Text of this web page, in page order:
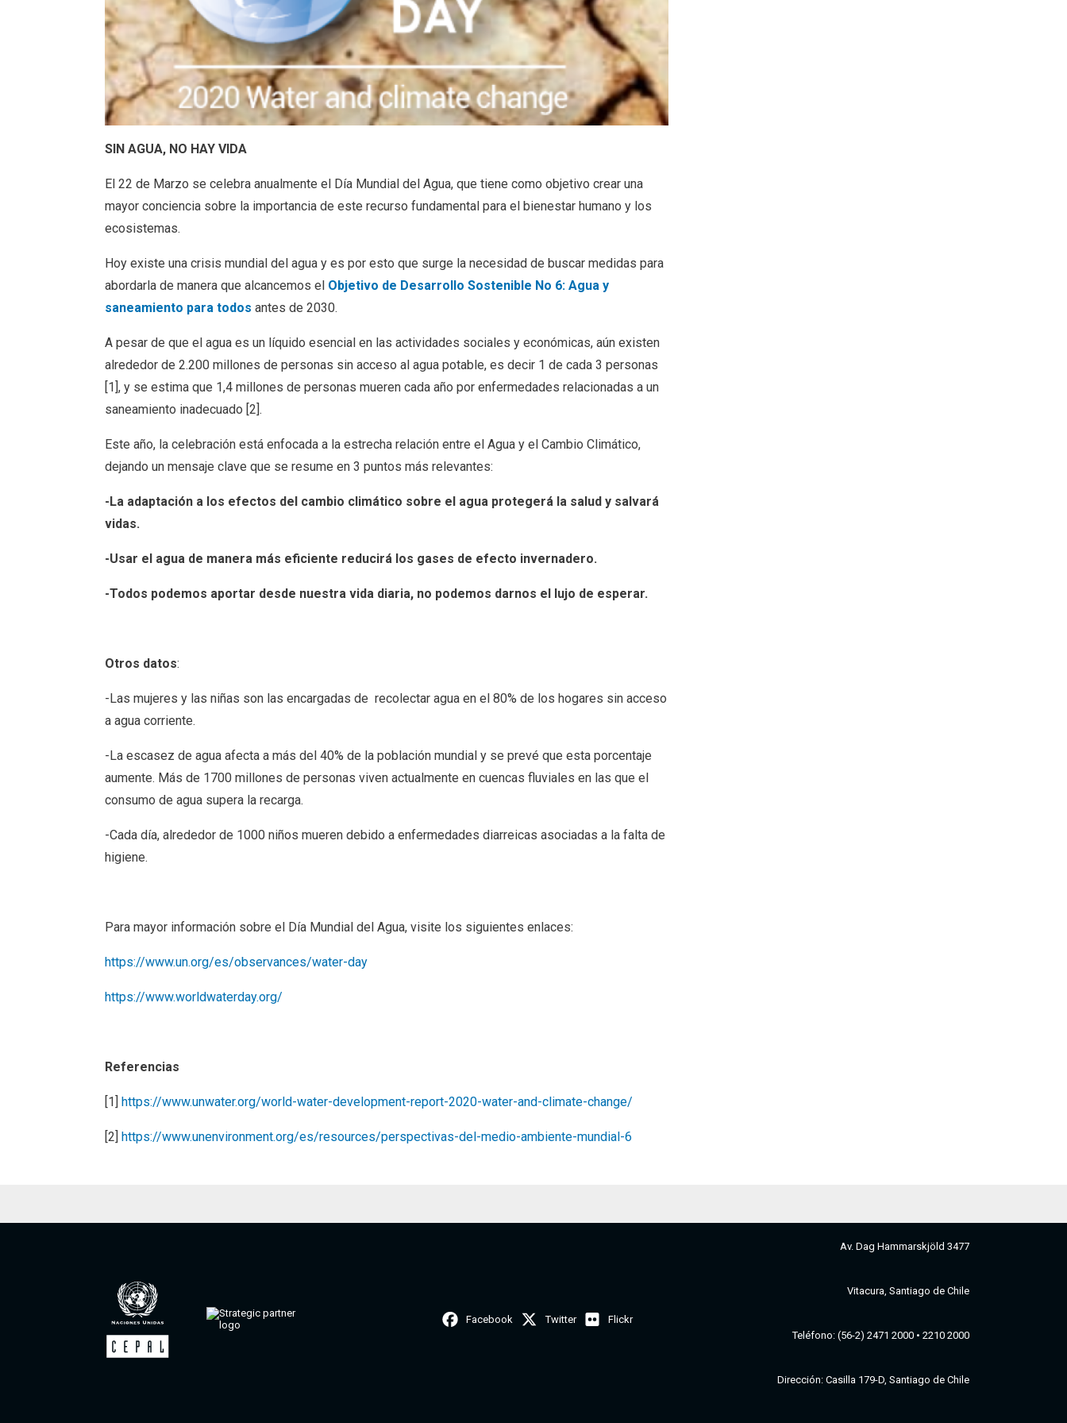
SIN AGUA, NO HAY VIDA
El 22 de Marzo se celebra anualmente el Día Mundial del Agua, que tiene como objetivo crear una
mayor conciencia sobre la importancia de este recurso fundamental para el bienestar humano y los
ecosistemas.
Hoy existe una crisis mundial del agua y es por esto que surge la necesidad de buscar medidas para
abordarla de manera que alcancemos el Objetivo de Desarrollo Sostenible No 6: Agua y
saneamiento para todos antes de 2030.
A pesar de que el agua es un líquido esencial en las actividades sociales y económicas, aún existen
alrededor de 2.200 millones de personas sin acceso al agua potable, es decir 1 de cada 3 personas
[1], y se estima que 1,4 millones de personas mueren cada año por enfermedades relacionadas a un
saneamiento inadecuado [2].
Este año, la celebración está enfocada a la estrecha relación entre el Agua y el Cambio Climático,
dejando un mensaje clave que se resume en 3 puntos más relevantes:
-La adaptación a los efectos del cambio climático sobre el agua protegerá la salud y salvará
vidas.
-Usar el agua de manera más eficiente reducirá los gases de efecto invernadero.
-Todos podemos aportar desde nuestra vida diaria, no podemos darnos el lujo de esperar.
Otros datos:
-Las mujeres y las niñas son las encargadas de recolectar agua en el 80% de los hogares sin acceso
a agua corriente.
-La escasez de agua afecta a más del 40% de la población mundial y se prevé que esta porcentaje
aumente. Más de 1700 millones de personas viven actualmente en cuencas fluviales en las que el
consumo de agua supera la recarga.
-Cada día, alrededor de 1000 niños mueren debido a enfermedades diarreicas asociadas a la falta de
higiene.
Para mayor información sobre el Día Mundial del Agua, visite los siguientes enlaces:
https://www.un.org/es/observances/water-day
https://www.worldwaterday.org/
Referencias
[1] https://www.unwater.org/world-water-development-report-2020-water-and-climate-change/
[2] https://www.unenvironment.org/es/resources/perspectivas-del-medio-ambiente-mundial-6
Facebook Twitter Flickr
Av. Dag Hammarskjöld 3477
Vitacura, Santiago de Chile
Teléfono: (56-2) 2471 2000 • 2210 2000
Dirección: Casilla 179-D, Santiago de Chile